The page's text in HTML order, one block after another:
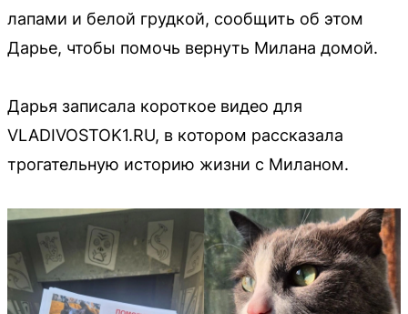
лапами и белой грудкой, сообщить об этом
Дарье, чтобы помочь вернуть Милана домой.
Дарья записала короткое видео для
VLADIVOSTOK1.RU, в котором рассказала
трогательную историю жизни с Миланом.